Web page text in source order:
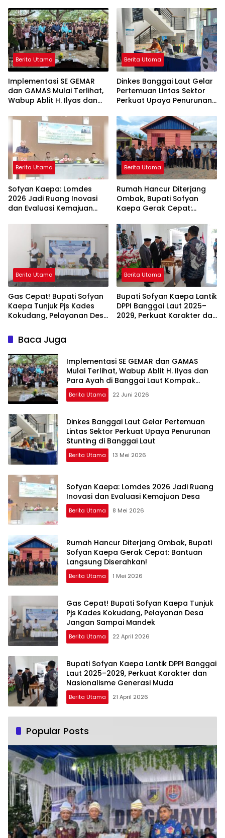
Berita Utama
Implementasi SE GEMAR
dan GAMAS Mulai Terlihat,
Wabup Ablit H. Ilyas dan
Kompak Ambil Rapor Anak
Berita Utama
Dinkes Banggai Laut Gelar
Pertemuan Lintas Sektor
Perkuat Upaya Penurunan
Berita Utama
Sofyan Kaepa: Lomdes
2026 Jadi Ruang Inovasi
dan Evaluasi Kemajuan
Berita Utama
Rumah Hancur Diterjang
Ombak, Bupati Sofyan
Kaepa Gerak Cepat:
Diserahkan!
Berita Utama
Gas Cepat! Bupati Sofyan
Kaepa Tunjuk Pjs Kades
Kokudang, Pelayanan Desa
Berita Utama
Bupati Sofyan Kaepa Lantik
DPPI Banggai Laut 2025–
2029, Perkuat Karakter dan
Baca Juga
Implementasi SE GEMAR dan GAMAS
Mulai Terlihat, Wabup Ablit H. Ilyas dan
Para Ayah di Banggai Laut Kompak
Ambil Rapor Anak
Berita Utama 22 Juni 2026
Dinkes Banggai Laut Gelar Pertemuan
Lintas Sektor Perkuat Upaya Penurunan
Stunting di Banggai Laut
Berita Utama 13 Mei 2026
Sofyan Kaepa: Lomdes 2026 Jadi Ruang
Inovasi dan Evaluasi Kemajuan Desa
Berita Utama 8 Mei 2026
Rumah Hancur Diterjang Ombak, Bupati
Sofyan Kaepa Gerak Cepat: Bantuan
Langsung Diserahkan!
Berita Utama 1 Mei 2026
Gas Cepat! Bupati Sofyan Kaepa Tunjuk
Pjs Kades Kokudang, Pelayanan Desa
Jangan Sampai Mandek
Berita Utama 22 April 2026
Bupati Sofyan Kaepa Lantik DPPI Banggai
Laut 2025–2029, Perkuat Karakter dan
Nasionalisme Generasi Muda
Berita Utama 21 April 2026
Popular Posts